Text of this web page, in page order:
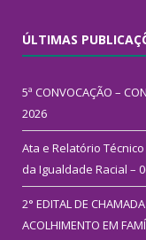
ÚLTIMAS
5ª CONVOCAÇÃO –
2026
Ata e Relatório
da Igualdade Racial –
2° EDITAL DE
ACOLHIMENTO EM